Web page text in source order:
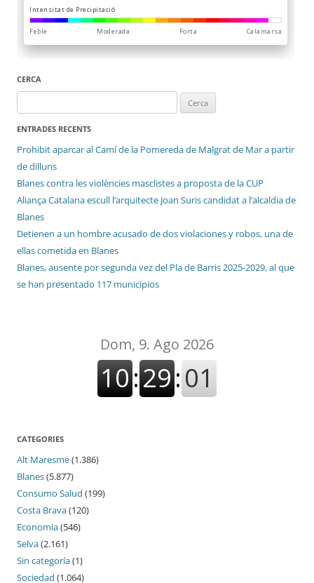
CERCA
ENTRADES RECENTS
Prohibit aparcar al Camí de la Pomereda de Malgrat de Mar a partir
de dilluns
Blanes contra les violències masclistes a proposta de la CUP
Aliança Catalana escull l’arquitecte Joan Suris candidat a l’alcaldia de
Blanes
Detienen a un hombre acusado de dos violaciones y robos, una de
ellas cometida en Blanes
Blanes, ausente por segunda vez del Pla de Barris 2025-2029, al que
se han presentado 117 municipios
CATEGORIES
Alt Maresme(1.386)
Blanes(5.877)
Consumo Salud (199)
Costa Brava(120)
Economia(546)
Selva(2.161)
Sin categoría(1)
Sociedad (1.064)